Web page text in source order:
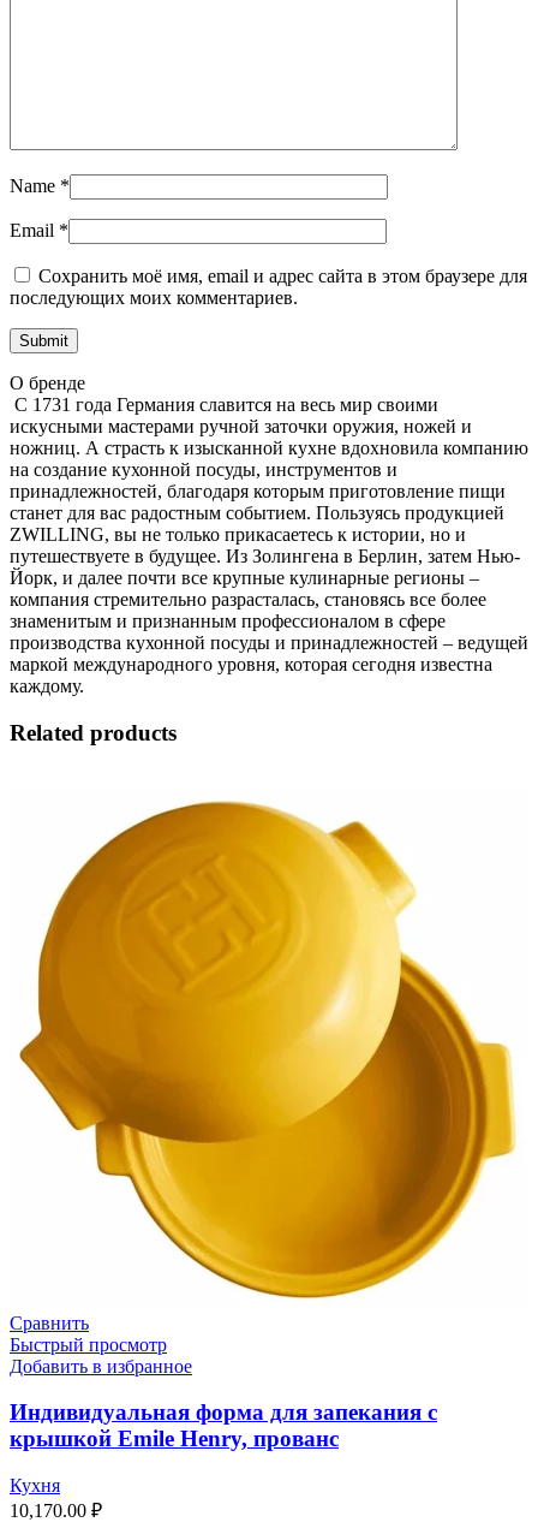
Name *
Email *
Сохранить моё имя, email и адрес сайта в этом браузере для
последующих моих комментариев.
О бренде
С 1731 года Германия славится на весь мир своими
искусными мастерами ручной заточки оружия, ножей и
ножниц. А страсть к изысканной кухне вдохновила компанию
на создание кухонной посуды, инструментов и
принадлежностей, благодаря которым приготовление пищи
станет для вас радостным событием. Пользуясь продукцией
ZWILLING, вы не только прикасаетесь к истории, но и
путешествуете в будущее. Из Золингена в Берлин, затем Нью-
Йорк, и далее почти все крупные кулинарные регионы –
компания стремительно разрасталась, становясь все более
знаменитым и признанным профессионалом в сфере
производства кухонной посуды и принадлежностей – ведущей
маркой международного уровня, которая сегодня известна
каждому.
Related products
Сравнить
Быстрый просмотр
Добавить в избранное
Индивидуальная форма для запекания с
крышкой Emile Henry, прованс
Кухня
10,170.00 ₽